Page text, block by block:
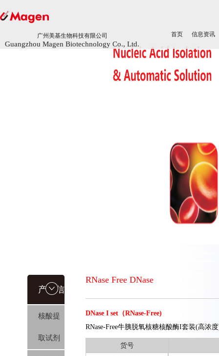
广州美基生物科技有限公司
Guangzhou Magen Biotechnology Co., Ltd.
首页 信息资讯
广州美基生物科技有限公司
Guangzhou Magen Biotechnology Co., Ltd.
首页 信息资讯
产品信
息
核酸提
取试剂
RNase Free DNase
DNase I set（RNase-Free)
RNase-Free牛胰脱氧核糖核酸酶I套装(高浓
货号